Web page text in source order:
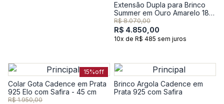
Extensão Dupla para Brinco
Summer em Ouro Amarelo 18k
com Topázio Incolor
R$ 8.070,00
R$ 4.850,00
10x de R$ 485 sem juros
15%off
Colar Gota Cadence em Prata
925 Elo com Safira - 45 cm
R$ 1.950,00
Brinco Argola Cadence em
Prata 925 com Safira